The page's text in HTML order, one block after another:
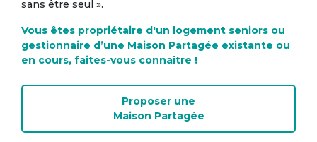
sans être seul ».
Vous êtes propriétaire d'un logement seniors ou
gestionnaire d’une Maison Partagée existante ou
en cours, faites-vous connaître !
Proposer une
Maison Partagée